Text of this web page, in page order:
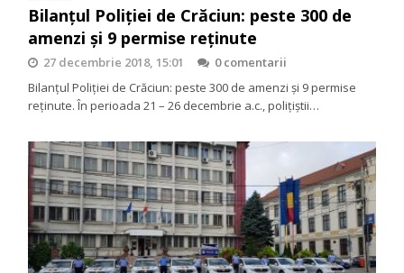
Bilanţul Poliţiei de Crăciun: peste 300 de
amenzi şi 9 permise reţinute
27 decembrie 2018, 15:01
0 comentarii
Bilanţul Poliţiei de Crăciun: peste 300 de amenzi şi 9 permise
reţinute. În perioada 21 – 26 decembrie a.c., polițiștii…